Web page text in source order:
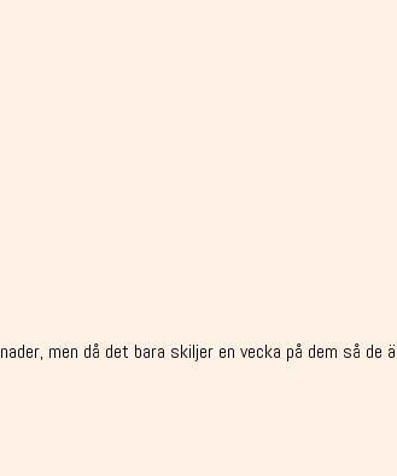
men då det bara skiljer en vecka på dem så